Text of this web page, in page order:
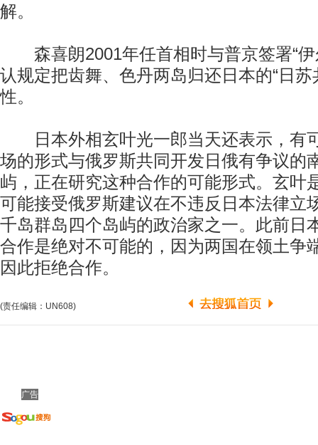
解。
森喜朗2001年任首相时与普京签署“伊
认规定把齿舞、色丹两岛归还日本的“日苏
性。
日本外相玄叶光一郎当天还表示，有
场的形式与俄罗斯共同开发日俄有争议的
屿，正在研究这种合作的可能形式。玄叶
可能接受俄罗斯建议在不违反日本法律立
千岛群岛四个岛屿的政治家之一。此前日
合作是绝对不可能的，因为两国在领土争
因此拒绝合作。
(责任编辑：UN608)
广告